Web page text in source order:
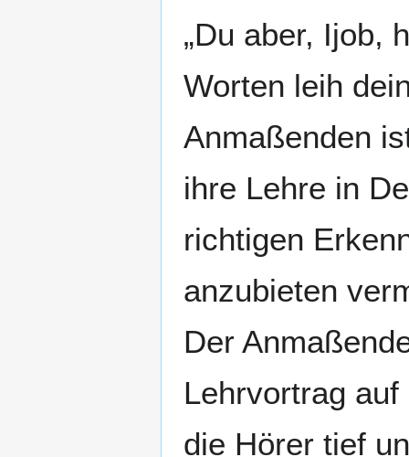
„Du aber, Ijob,
Worten leih
Anmaßenden
ihre Lehre in
richtigen
anzubieten
Der
Lehrvortrag
die Hörer tief